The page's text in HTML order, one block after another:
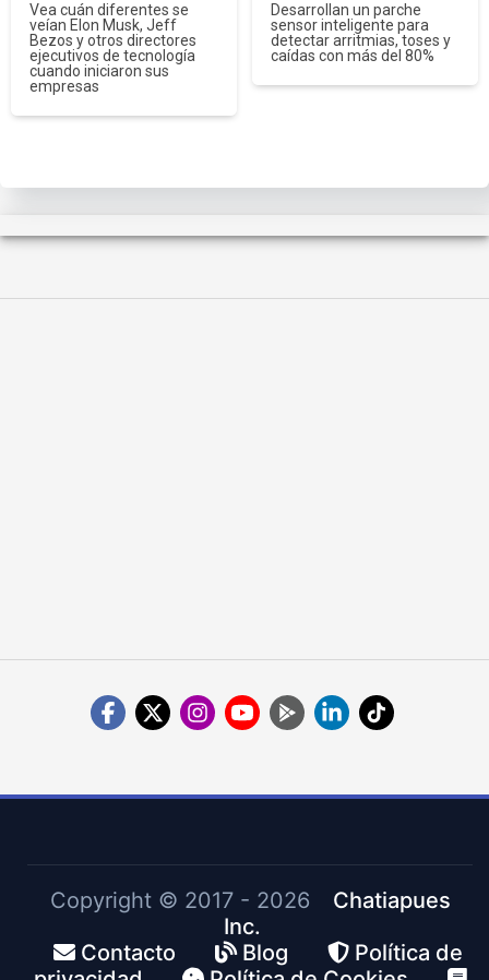
Vea cuán diferentes se
veían Elon Musk, Jeff
Bezos y otros directores
ejecutivos de tecnología
cuando iniciaron sus
empresas
Desarrollan un parche
sensor inteligente para
detectar arritmias, toses y
caídas con más del 80%
Copyright © 2017 - 2026
Chatiapues
Inc.
Contacto
Blog
Política de